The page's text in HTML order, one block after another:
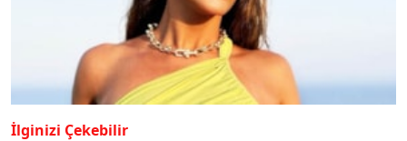
İlginizi Çekebilir